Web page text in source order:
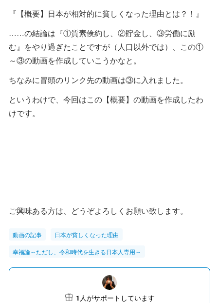
『【概要】日本が相対的に貧しくなった理由とは？！』
……の結論は『①質素倹約し、②貯金し、③労働に励
む』をやり過ぎたことですが（人口以外では）、この①
～③の動画を作成していこうかなと。
ちなみに冒頭のリンク先の動画は③に入れました。
というわけで、今回はこの【概要】の動画を作成したわ
けです。
ご興味ある方は、どうぞよろしくお願い致します。
動画の記事 日本が貧しくなった理由
幸福論～ただし、令和時代を生きる日本人専用～
1 人がサポートしています